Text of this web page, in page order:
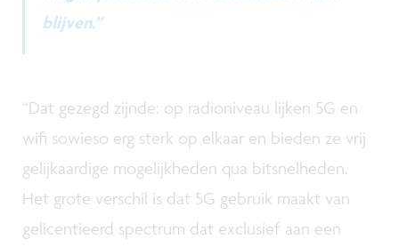
blijven.”
“Dat gezegd zijnde: op radioniveau lijken 5G en
wifi sowieso erg sterk op elkaar en bieden ze vrij
gelijkaardige mogelijkheden qua bitsnelheden.
Het grote verschil is dat 5G gebruik maakt van
gelicentieerd spectrum dat exclusief aan een